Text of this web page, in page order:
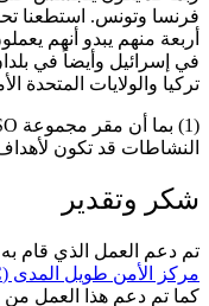
فرنسا وتونس. استطعنا
أربعة منهم يبدو أنهم
في إسرائيل وأيضاً في
تركيا والولايات المتحدة
النشاطات قد تكون
شكر وتقدير
تم دعم العمل الذي قام
مركز الأمن طويل المدى (CLTC)